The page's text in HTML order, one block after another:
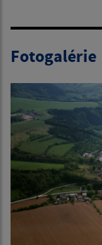
Fotogalérie